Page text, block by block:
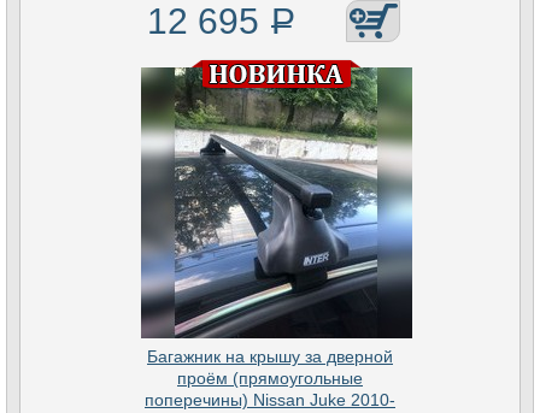
12 695 Р
Багажник на крышу за дверной
проём (прямоугольные
поперечины) Nissan Juke 2010-